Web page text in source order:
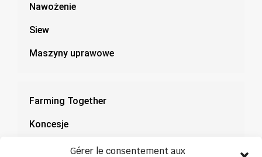
Gérer le consentement aux
Nawożenie
Siew
Maszyny uprawowe
Farming Together
Koncesje
Dokumentacja